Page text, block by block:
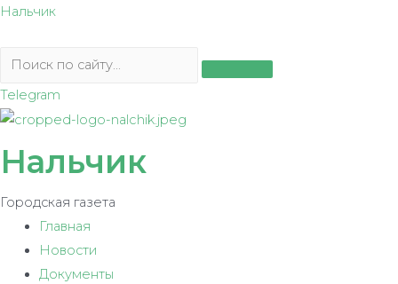
Перейти
содержимому
Нальчик
Telegram
Нальчик
Городская газета
Главная
Новости
Документы